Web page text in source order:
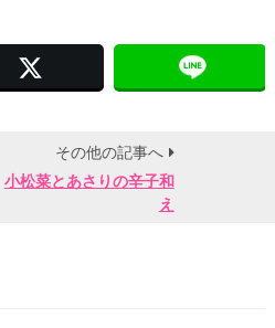
その他の記事へ
小松菜とあさりの辛子和
え